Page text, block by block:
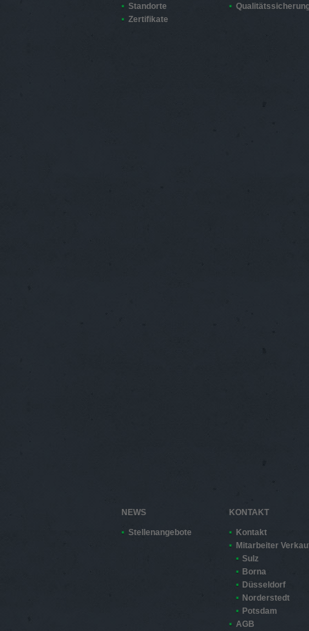
Standorte
Zertifikate
NEWS
Stellenangebote
KONTAKT
Kontakt
Mitarbeiter
Sulz
Borna
Düsseldorf
Norderstedt
Potsdam
AGB